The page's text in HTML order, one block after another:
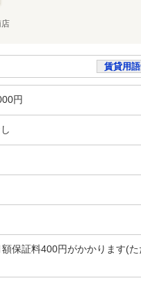
賃貸用
円
保証料400円がかかります(